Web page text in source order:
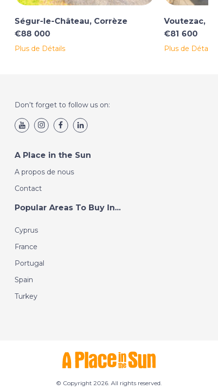
Ségur-le-Château, Corrèze
€88 000
Plus de Détails
Voutezac,
€81 600
Plus de Détails
Don’t forget to follow us on:
A Place in the Sun
A propos de nous
Contact
Popular Areas To Buy In...
Cyprus
France
Portugal
Spain
Turkey
© Copyright 2026. All rights reserved.